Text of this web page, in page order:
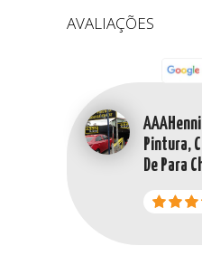
AVALIAÇÕES
Pintura,
De Para